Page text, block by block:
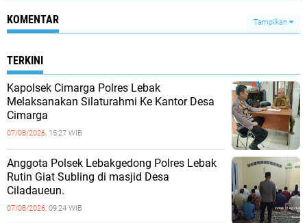
KOMENTAR Tampilkan
TERKINI
Kapolsek Cimarga Polres Lebak
Melaksanakan Silaturahmi Ke Kantor Desa
Cimarga
07/08/2026, 15:27 WIB
Anggota Polsek Lebakgedong Polres Lebak
Rutin Giat Subling di masjid Desa
Ciladaueun.
07/08/2026, 09:24 WIB